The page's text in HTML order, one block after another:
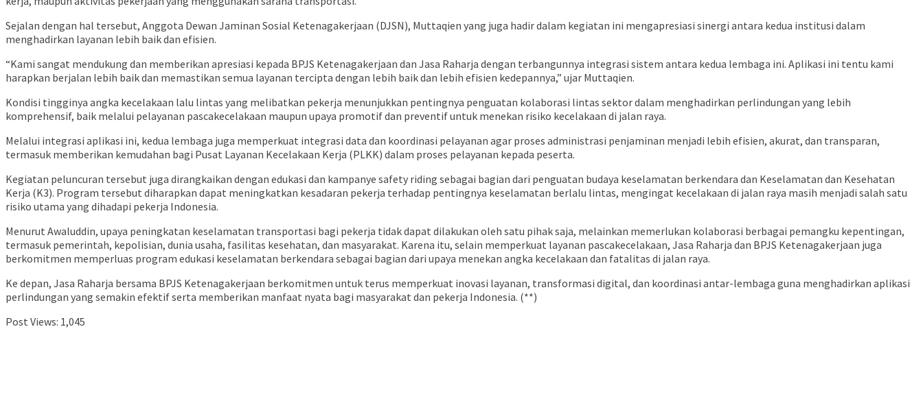
Sejalan dengan hal tersebut, Anggota Dewan Jaminan Sosial Ketenagakerjaan (DJSN), Muttaqien yang juga hadir dalam kegiatan ini mengapresiasi sinergi antara kedua institusi dalam
menghadirkan layanan lebih baik dan efisien.
“Kami sangat mendukung dan memberikan apresiasi kepada BPJS Ketenagakerjaan dan Jasa Raharja dengan terbangunnya integrasi sistem antara kedua lembaga ini. Aplikasi ini tentu kami
harapkan berjalan lebih baik dan memastikan semua layanan tercipta dengan lebih baik dan lebih efisien kedepannya,” ujar Muttaqien.
Kondisi tingginya angka kecelakaan lalu lintas yang melibatkan pekerja menunjukkan pentingnya penguatan kolaborasi lintas sektor dalam menghadirkan perlindungan yang lebih
komprehensif, baik melalui pelayanan pascakecelakaan maupun upaya promotif dan preventif untuk menekan risiko kecelakaan di jalan raya.
Melalui integrasi aplikasi ini, kedua lembaga juga memperkuat integrasi data dan koordinasi pelayanan agar proses administrasi penjaminan menjadi lebih efisien, akurat, dan transparan,
termasuk memberikan kemudahan bagi Pusat Layanan Kecelakaan Kerja (PLKK) dalam proses pelayanan kepada peserta.
Kegiatan peluncuran tersebut juga dirangkaikan dengan edukasi dan kampanye safety riding sebagai bagian dari penguatan budaya keselamatan berkendara dan Keselamatan dan Kesehatan
Kerja (K3). Program tersebut diharapkan dapat meningkatkan kesadaran pekerja terhadap pentingnya keselamatan berlalu lintas, mengingat kecelakaan di jalan raya masih menjadi salah satu
risiko utama yang dihadapi pekerja Indonesia.
Menurut Awaluddin, upaya peningkatan keselamatan transportasi bagi pekerja tidak dapat dilakukan oleh satu pihak saja, melainkan memerlukan kolaborasi berbagai pemangku kepentingan,
termasuk pemerintah, kepolisian, dunia usaha, fasilitas kesehatan, dan masyarakat. Karena itu, selain memperkuat layanan pascakecelakaan, Jasa Raharja dan BPJS Ketenagakerjaan juga
berkomitmen memperluas program edukasi keselamatan berkendara sebagai bagian dari upaya menekan angka kecelakaan dan fatalitas di jalan raya.
Ke depan, Jasa Raharja bersama BPJS Ketenagakerjaan berkomitmen untuk terus memperkuat inovasi layanan, transformasi digital, dan koordinasi antar-lembaga guna menghadirkan aplikasi
perlindungan yang semakin efektif serta memberikan manfaat nyata bagi masyarakat dan pekerja Indonesia. (**)
Post Views: 1,045